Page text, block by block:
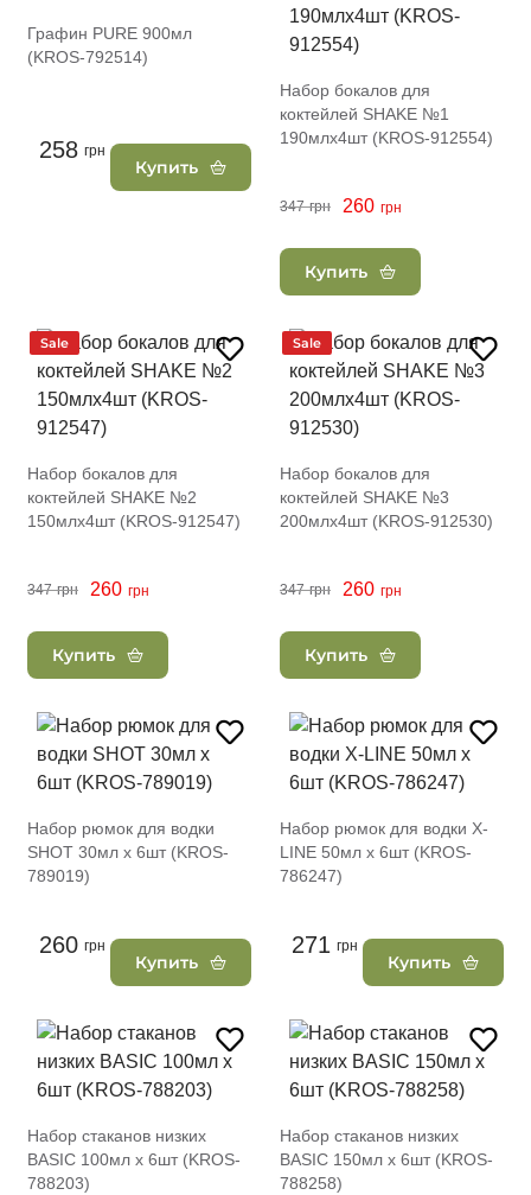
Графин PURE 900мл
(KROS-792514)
258 грн
Купить
Набор бокалов для
коктейлей SHAKE №1
190млх4шт (KROS-912554)
347 грн 260 грн
Купить
Sale
Набор бокалов для
коктейлей SHAKE №2
150млх4шт (KROS-912547)
347 грн 260 грн
Купить
Sale
Набор бокалов для
коктейлей SHAKE №3
200млх4шт (KROS-912530)
347 грн 260 грн
Купить
Набор рюмок для водки
SHOT 30мл х 6шт (KROS-
789019)
260 грн
Купить
Набор рюмок для водки X-
LINE 50мл х 6шт (KROS-
786247)
271 грн
Купить
Набор стаканов низких
BASIC 100мл х 6шт (KROS-
788203)
Набор стаканов низких
BASIC 150мл х 6шт (KROS-
788258)